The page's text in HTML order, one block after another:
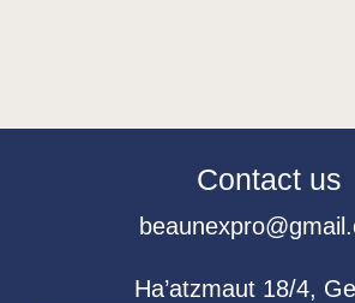
Contact us
Ha’atzmaut 18/4,